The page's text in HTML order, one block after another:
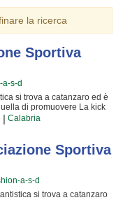
la ricerca
Sportiva
a-s-d
si trova a catanzaro ed è
di promuovere La kick
e adulti. Se desiderate
il rispetto e la
più adatto. I loro
per passo, ma restando
personali di ciascun
da sempre
serio e sano, in
e uno svago e tanti nuovi
e seguono
| Calabria
Sportiva
a-s-d
si trova a catanzaro